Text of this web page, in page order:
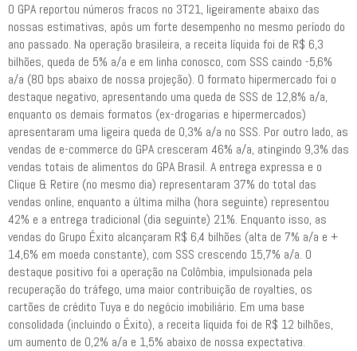
O GPA reportou números fracos no 3T21, ligeiramente abaixo das
nossas estimativas, após um forte desempenho no mesmo período do
ano passado. Na operação brasileira, a receita líquida foi de R$ 6,3
bilhões, queda de 5% a/a e em linha conosco, com SSS caindo -5,6%
a/a (80 bps abaixo de nossa projeção). O formato hipermercado foi o
destaque negativo, apresentando uma queda de SSS de 12,8% a/a,
enquanto os demais formatos (ex-drogarias e hipermercados)
apresentaram uma ligeira queda de 0,3% a/a no SSS. Por outro lado, as
vendas de e-commerce do GPA cresceram 46% a/a, atingindo 9,3% das
vendas totais de alimentos do GPA Brasil. A entrega expressa e o
Clique & Retire (no mesmo dia) representaram 37% do total das
vendas online, enquanto a última milha (hora seguinte) representou
42% e a entrega tradicional (dia seguinte) 21%. Enquanto isso, as
vendas do Grupo Éxito alcançaram R$ 6,4 bilhões (alta de 7% a/a e +
14,6% em moeda constante), com SSS crescendo 15,7% a/a. O
destaque positivo foi a operação na Colômbia, impulsionada pela
recuperação do tráfego, uma maior contribuição de royalties, os
cartões de crédito Tuya e do negócio imobiliário. Em uma base
consolidada (incluindo o Éxito), a receita líquida foi de R$ 12 bilhões,
um aumento de 0,2% a/a e 1,5% abaixo de nossa expectativa.